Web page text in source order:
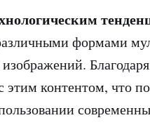
формами
изображений.
этим контентом, что